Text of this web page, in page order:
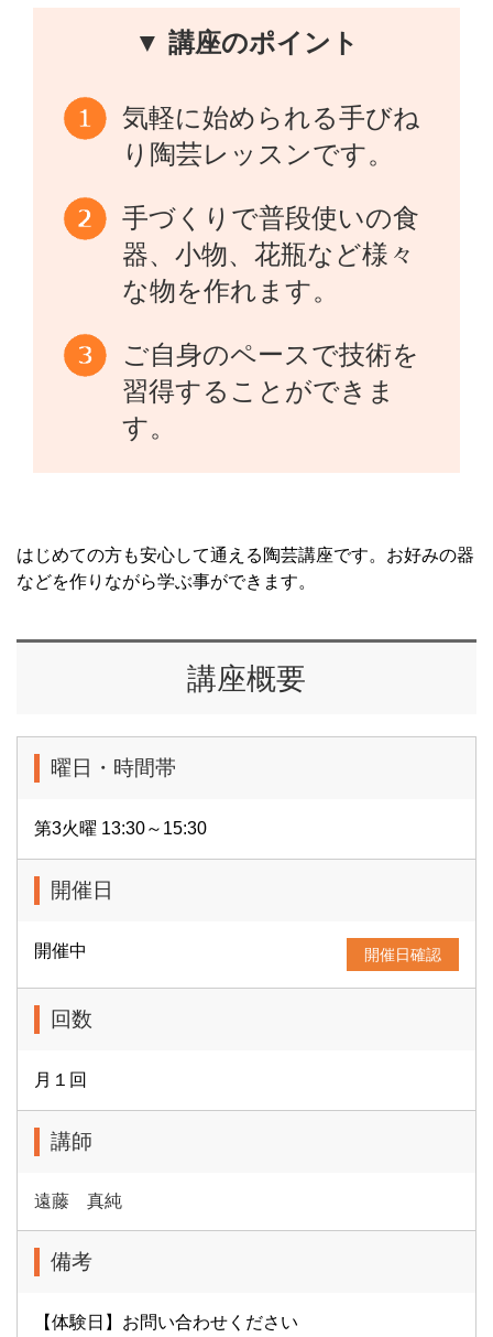
▼ 講座のポイント
気軽に始められる手びね
り陶芸レッスンです。
手づくりで普段使いの食
器、小物、花瓶など様々
な物を作れます。
ご自身のペースで技術を
習得することができま
す。
はじめての方も安心して通える陶芸講座です。お好みの器
などを作りながら学ぶ事ができます。
講座概要
曜日・時間帯
第3火曜 13:30～15:30
開催日
開催中 開催日確認
回数
月１回
講師
遠藤 真純
備考
【体験日】お問い合わせください